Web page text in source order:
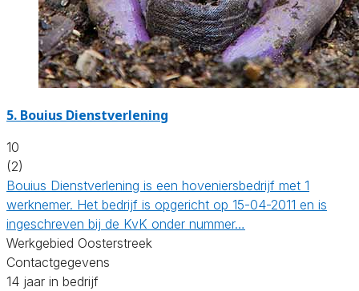
5. Bouius Dienstverlening
10
(2)
Bouius Dienstverlening is een hoveniersbedrijf met 1
werknemer. Het bedrijf is opgericht op 15-04-2011 en is
ingeschreven bij de KvK onder nummer…
Werkgebied Oosterstreek
Contactgegevens
14 jaar in bedrijf